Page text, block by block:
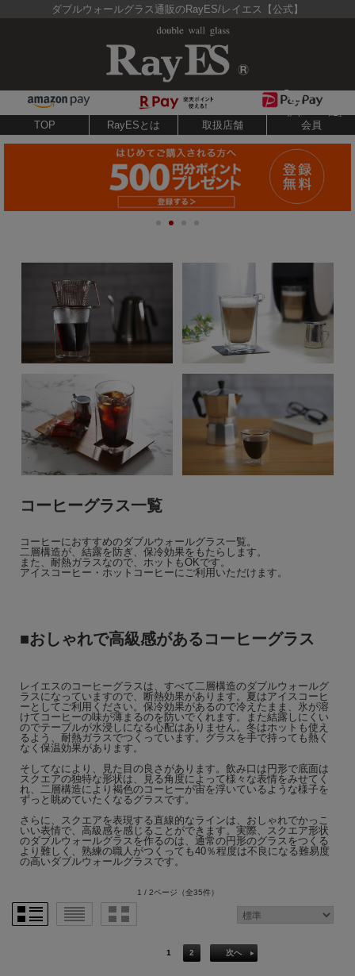
ダブルウォールグラス通販のRayES/レイエス【公式】
TOP RayESとは 取扱店舗 会員
コーヒーグラス一覧
コーヒーにおすすめのダブルウォールグラス一覧。
二層構造が、結露を防ぎ、保冷効果をもたらします。
また、耐熱ガラスなので、ホットもOKです。
アイスコーヒー・ホットコーヒーにご利用いただけます。
■おしゃれで高級感があるコーヒーグラス
レイエスのコーヒーグラスは、すべて二層構造のダブルウォールグ
ラスになっていますので、断熱効果があります。夏はアイスコーヒ
ーとしてご利用ください。保冷効果があるので冷えたまま、氷が溶
けてコーヒーの味が薄まるのを防いでくれます。また結露しにくい
のでテーブルが水浸しになる心配はありません。冬はホットも使え
るよう、耐熱ガラスでつくっています。グラスを手で持っても熱く
なく保温効果があります。
そしてなにより、見た目の良さがあります。飲み口は円形で底面は
スクエアの独特な形状は、見る角度によって様々な表情をみせてく
れ、二層構造により褐色のコーヒーが宙を浮いているような様子を
ずっと眺めていたくなるグラスです。
さらに、スクエアを表現する直線的なラインは、おしゃれでかっこ
いい表情で、高級感を感じることができます。実際、スクエア形状
のダブルウォールグラスを作るのは、通常の円形のグラスをつくる
より難しく、熟練の職人がつくっても40％程度は不良になる難易度
の高いダブルウォールグラスです。
1 / 2ページ （全35件）
1 2 次へ